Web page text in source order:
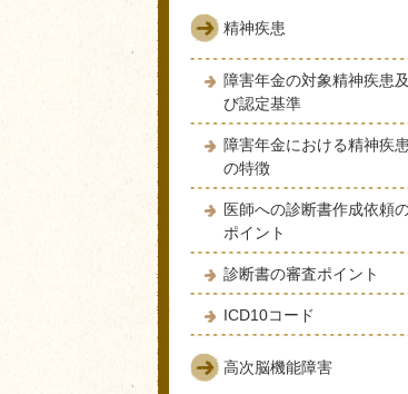
精神疾患
障害年金の対象精神疾患及
び認定基準
障害年金における精神疾患
の特徴
医師への診断書作成依頼
ポイント
診断書の審査ポイント
ICD10コード
高次脳機能障害